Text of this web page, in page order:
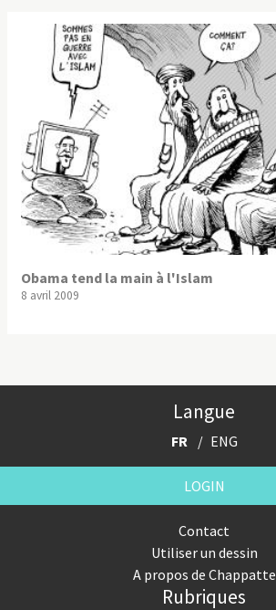
Obama tend la main à l'Islam
8 avril 2009
Langue
FR ENG
LOGIN
Contact
Utiliser un dessin
A propos de Chappatte
Rubriques